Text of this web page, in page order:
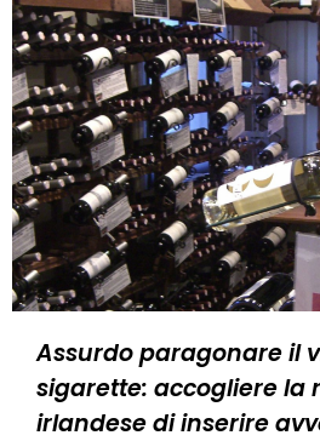
Assurdo paragonare il
sigarette: accogliere la
irlandese di inserire